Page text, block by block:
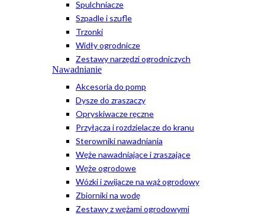
Spulchniacze
Szpadle i szufle
Trzonki
Widły ogrodnicze
Zestawy narzędzi ogrodniczych
Nawadnianie
Akcesoria do pomp
Dysze do zraszaczy
Opryskiwacze ręczne
Przyłącza i rozdzielacze do kranu
Sterowniki nawadniania
Węże nawadniające i zraszające
Węże ogrodowe
Wózki i zwijacze na wąż ogrodowy
Zbiorniki na wodę
Zestawy z wężami ogrodowymi